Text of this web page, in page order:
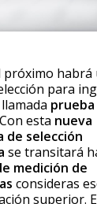
próximo habrá
para
prueba
esta nueva
de selección
se transitará
medición de
consideras
superior.